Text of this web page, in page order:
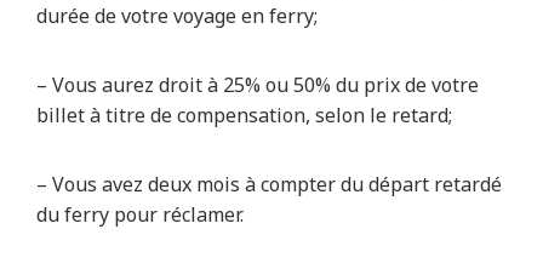
durée de votre voyage en ferry;
– Vous aurez droit à 25% ou 50% du prix de votre
billet à titre de compensation, selon le retard;
– Vous avez deux mois à compter du départ retardé
du ferry pour réclamer.